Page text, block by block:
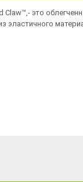
Claw™,- это
эластичного